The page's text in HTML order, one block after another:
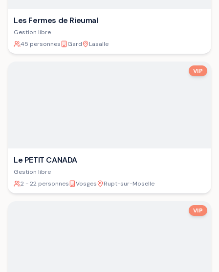
Les Fermes de Rieumal
Gestion libre
45 personnes
Gard Lasalle
VIP
Le PETIT CANADA
Gestion libre
2 - 22 personnes
Vosges Rupt-sur-Moselle
VIP